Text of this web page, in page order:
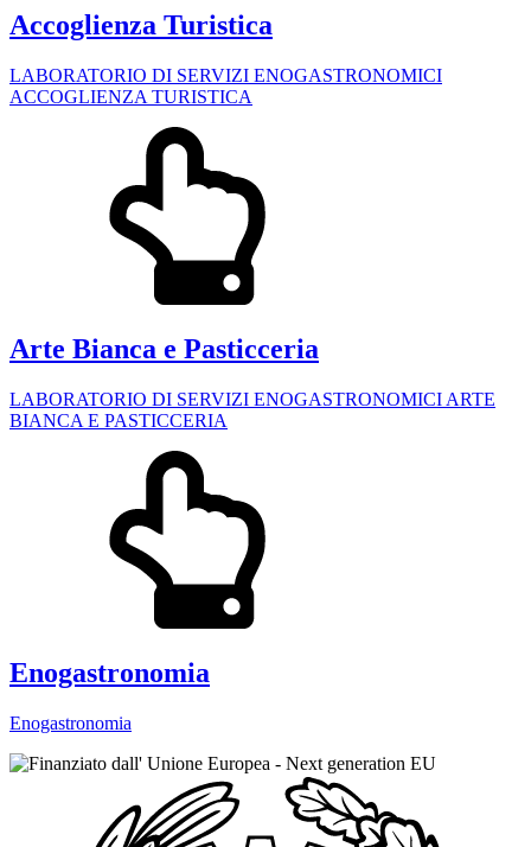
Accoglienza Turistica
LABORATORIO DI SERVIZI ENOGASTRONOMICI
ACCOGLIENZA TURISTICA
Arte Bianca e Pasticceria
LABORATORIO DI SERVIZI ENOGASTRONOMICI ARTE
BIANCA E PASTICCERIA
Enogastronomia
Enogastronomia